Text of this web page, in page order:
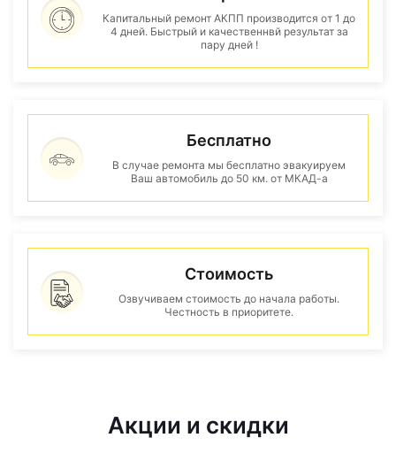
Капитальный ремонт АКПП производится от 1 до
4 дней. Быстрый и качественнвй результат за
пару дней !
Бесплатно
В случае ремонта мы бесплатно эвакуируем
Ваш автомобиль до 50 км. от МКАД-а
Стоимость
Озвучиваем стоимость до начала работы.
Честность в приоритете.
Акции и скидки